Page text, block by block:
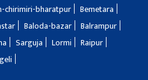
chirimiri-bharatpur
Bemetara
Baloda-bazar
Balrampur
Sarguja Lormi
Raipur